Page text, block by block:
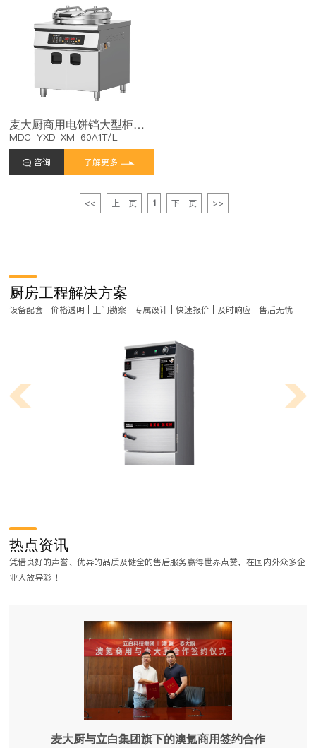
麦大厨商用电饼铛大型柜式电脑款铁/铝锅双面加热
MDC-YXD-XM-60A1T/L
咨询 了解更多
<< 上一页 1 下一页 >>
厨房工程解决方案
设备配套 | 价格透明 | 上门勘察 | 专属设计 | 快速报价 | 及时响应 | 售后无忧
品牌等要求
那么大型食堂
房设备明细，
备的要求。
热点资讯
凭借良好的声誉、优异的品质及健全的售后服务赢得世界点赞，在国内外众多企
业大放异彩 ！
麦大厨与立白集团旗下的澳氪商用签约合作